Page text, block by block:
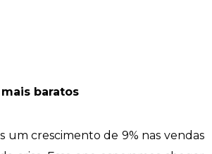
baratos
um crescimento de 9% nas vendas